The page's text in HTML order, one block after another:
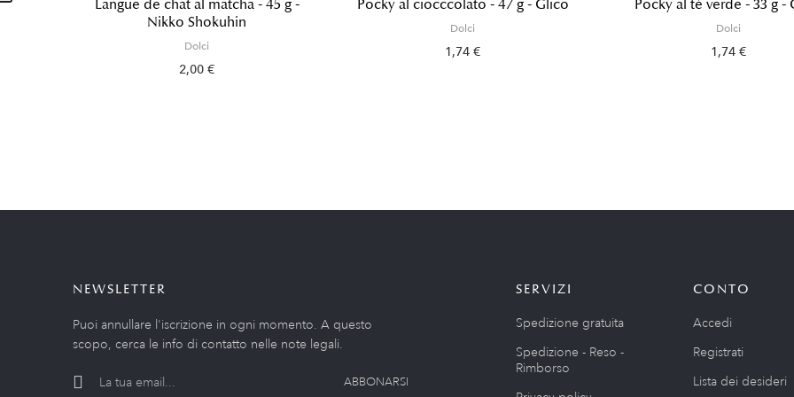
Langue de chat al matcha - 45 g -
Nikko Shokuhin
Dolci
2,00 €
Pocky al ciocccolato - 47 g - Glico
Dolci
1,74 €
Pocky al tè verde - 33 g -
Dolci
1,74 €
NEWSLETTER
Puoi annullare l'iscrizione in ogni momento. A questo
scopo, cerca le info di contatto nelle note legali.
ABBONARSI
SERVIZI
Spedizione gratuita
Spedizione - Reso -
Rimborso
CONTO
Accedi
Registrati
Lista dei desideri